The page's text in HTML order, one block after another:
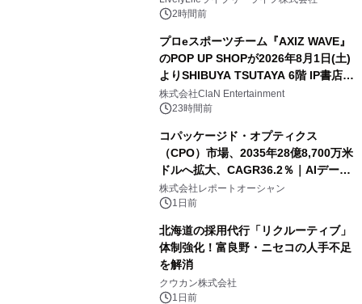
2時間前
プロeスポーツチーム『AXIZ WAVE』
のPOP UP SHOPが2026年8月1日(土)
よりSHIBUYA TSUTAYA 6階 IP書店で
開催決定！！
株式会社ClaN Entertainment
23時間前
コパッケージド・オプティクス
（CPO）市場、2035年28億8,700万米
ドルへ拡大、CAGR36.2％｜AIデータ
センター・高速光通信需要が成長を加
速
株式会社レポートオーシャン
1日前
北海道の採用代行「リクルーティブ」
体制強化！富良野・ニセコの人手不足
を解消
クウカン株式会社
1日前